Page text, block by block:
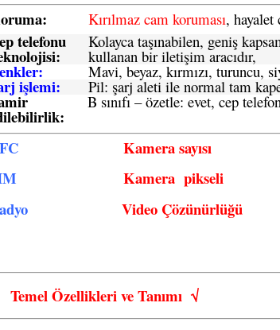
Kırılmaz cam koruması, hayalet
telefonu Kolayca taşınabilen, geniş
kullanan bir iletişim aracıdır,
Mavi, beyaz, kırmızı, turuncu,
işlemi: Pil: şarj aleti ile normal tam
:
B sınıfı – özetle: evet, cep
Kamera sayısı
Kamera pikseli
Video Çözünürlüğü
Temel Özellikleri veTanımı √